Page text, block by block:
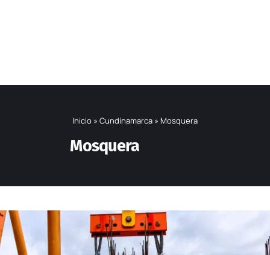
Inicio » Cundinamarca » Mosquera
Mosquera